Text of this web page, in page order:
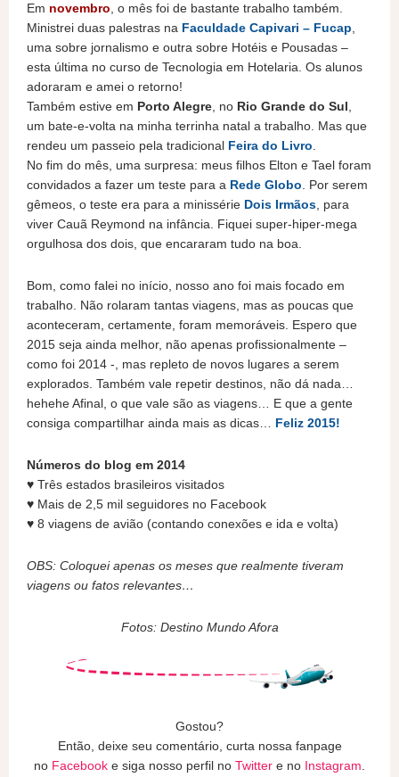
Em novembro, o mês foi de bastante trabalho também.
Ministrei duas palestras na Faculdade Capivari – Fucap,
uma sobre jornalismo e outra sobre Hotéis e Pousadas –
esta última no curso de Tecnologia em Hotelaria. Os alunos
adoraram e amei o retorno!
Também estive em Porto Alegre, no Rio Grande do Sul,
um bate-e-volta na minha terrinha natal a trabalho. Mas que
rendeu um passeio pela tradicional Feira do Livro.
No fim do mês, uma surpresa: meus filhos Elton e Tael foram
convidados a fazer um teste para a Rede Globo. Por serem
gêmeos, o teste era para a minissérie Dois Irmãos, para
viver Cauã Reymond na infância. Fiquei super-hiper-mega
orgulhosa dos dois, que encararam tudo na boa.
Bom, como falei no início, nosso ano foi mais focado em
trabalho. Não rolaram tantas viagens, mas as poucas que
aconteceram, certamente, foram memoráveis. Espero que
2015 seja ainda melhor, não apenas profissionalmente –
como foi 2014 -, mas repleto de novos lugares a serem
explorados. Também vale repetir destinos, não dá nada…
hehehe Afinal, o que vale são as viagens… E que a gente
consiga compartilhar ainda mais as dicas… Feliz 2015!
Números do blog em 2014
♥ Três estados brasileiros visitados
♥ Mais de 2,5 mil seguidores no Facebook
♥ 8 viagens de avião (contando conexões e ida e volta)
OBS: Coloquei apenas os meses que realmente tiveram
viagens ou fatos relevantes…
Fotos: Destino Mundo Afora
Gostou?
Então, deixe seu comentário, curta nossa fanpage
no Facebook e siga nosso perfil no Twitter e no Instagram.